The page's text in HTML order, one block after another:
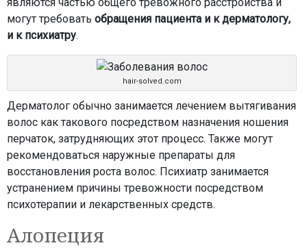
могут требовать обращения пациента и к дерматологу,
и к психиатру.
hair-solved.com
Дерматолог обычно занимается лечением вытягивания
волос как такового посредством назначения ношения
перчаток, затрудняющих этот процесс. Также могут
рекомендоваться наружные препараты для
восстановления роста волос. Психиатр занимается
устранением причины тревожности посредством
психотерапии и лекарственных средств.
Алопеция